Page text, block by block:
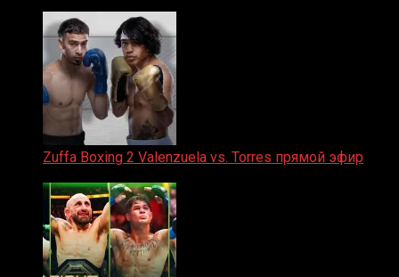
Zuffa Boxing 2 Valenzuela vs. Torres прямой эфир